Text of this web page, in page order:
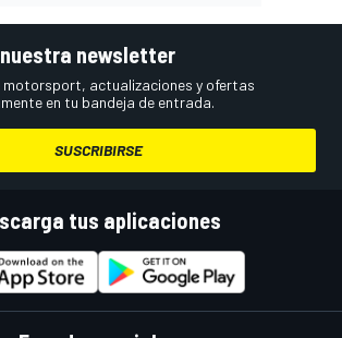
newsletter
motorsport, actualizaciones y ofertas
en tu bandeja de entrada.
SUSCRIBIRSE
tus aplicaciones